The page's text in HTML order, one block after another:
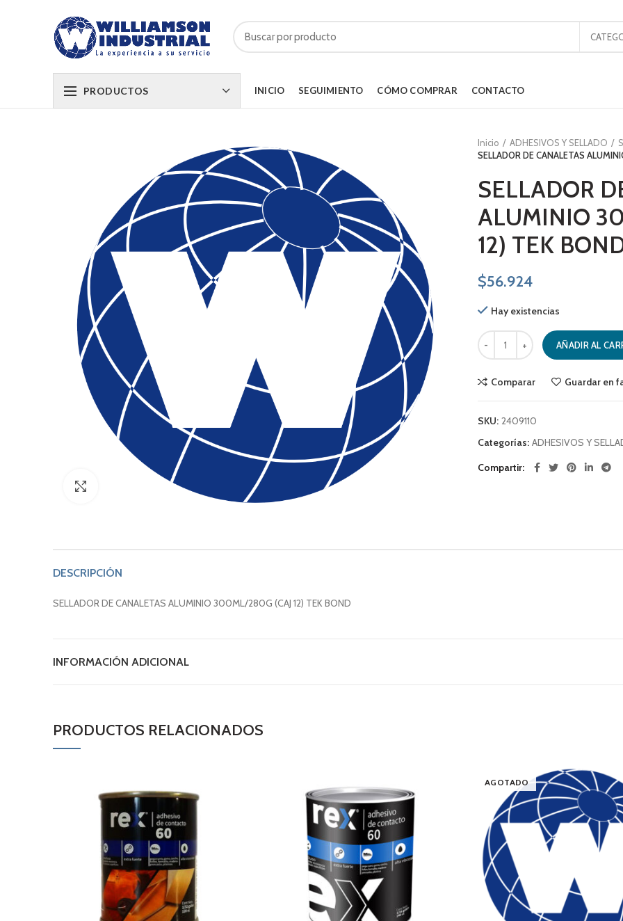
PRODUCTOS INICIO SEGUIMIENTO CÓMO COMPRAR CONTACTO
Inicio ADHESIVOS Y SELLADO
SELLADOR DE CANALETAS
SELLADOR
ALUMINIO
12) TEK
$56.924
Hay existencias
SELLADOR DE CANALETAS
AÑADIR AL
Comparar Guardar en
SKU: 2409110
Categorías: ADHESIVOS Y
Compartir
DESCRIPCIÓN
SELLADOR DE CANALETAS ALUMINIO 300ML/280G (CAJ 12) TEK BOND
INFORMACIÓN ADICIONAL
PRODUCTOS RELACIONADOS
AGOTADO